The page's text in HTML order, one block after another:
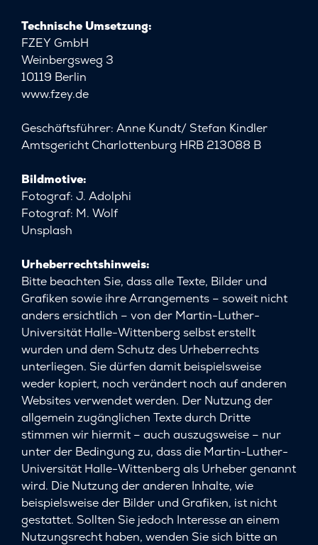
Technische Umsetzung:
FZEY GmbH
Weinbergsweg 3
10119 Berlin
www.fzey.de
Geschäftsführer: Anne Kundt/ Stefan Kindler
Amtsgericht Charlottenburg HRB 213088 B
Bildmotive:
Fotograf: J. Adolphi
Fotograf: M. Wolf
Unsplash
Urheberrechtshinweis:
Bitte beachten Sie, dass alle Texte, Bilder und
Grafiken sowie ihre Arrangements – soweit nicht
anders ersichtlich – von der Martin-Luther-
Universität Halle-Wittenberg selbst erstellt
wurden und dem Schutz des Urheberrechts
unterliegen. Sie dürfen damit beispielsweise
weder kopiert, noch verändert noch auf anderen
Websites verwendet werden. Der Nutzung der
allgemein zugänglichen Texte durch Dritte
stimmen wir hiermit – auch auszugsweise – nur
unter der Bedingung zu, dass die Martin-Luther-
Universität Halle-Wittenberg als Urheber genannt
wird. Die Nutzung der anderen Inhalte, wie
beispielsweise der Bilder und Grafiken, ist nicht
gestattet. Sollten Sie jedoch Interesse an einem
Nutzungsrecht haben, wenden Sie sich bitte an